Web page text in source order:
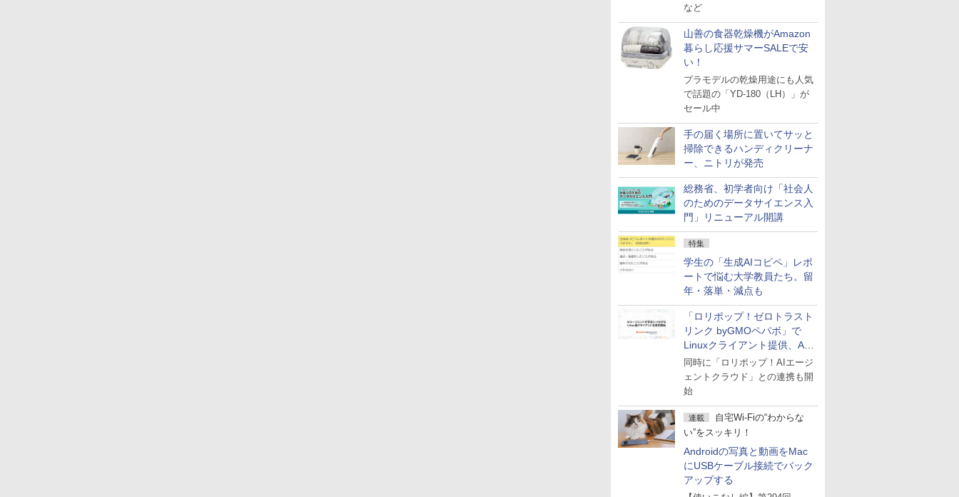
など
山善の食器乾燥機がAmazon
暮らし応援サマーSALEで安
い！
プラモデルの乾燥用途にも人気
で話題の「YD-180（LH）」が
セール中
手の届く場所に置いてサッと
掃除できるハンディクリーナ
ー、ニトリが発売
総務省、初学者向け「社会人
のためのデータサイエンス入
門」リニューアル開講
特集
学生の「生成AIコピペ」レポ
ートで悩む大学教員たち。留
年・落単・減点も
「ロリポップ！ゼロトラスト
リンク byGMOペパボ」で
Linuxクライアント提供、AI
エージェントの接続が容易に
同時に「ロリポップ！AIエージ
ェントクラウド」との連携も開
始
連載
自宅Wi-Fiの“わからな
い”をスッキリ！
Androidの写真と動画をMac
にUSBケーブル接続でバック
アップする